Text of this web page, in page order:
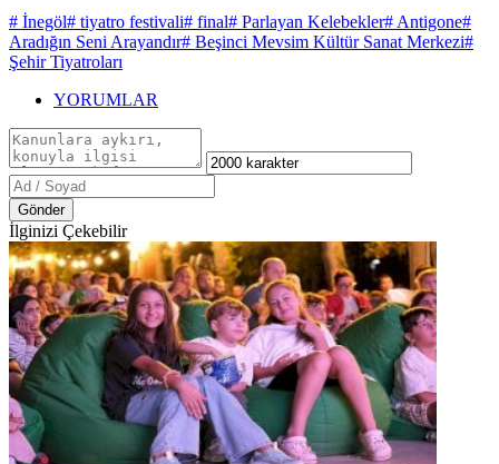
# İnegöl# tiyatro festivali# final# Parlayan Kelebekler# Antigone#
Aradığın Seni Arayandır# Beşinci Mevsim Kültür Sanat Merkezi#
Şehir Tiyatroları
YORUMLAR
Gönder
İlginizi Çekebilir